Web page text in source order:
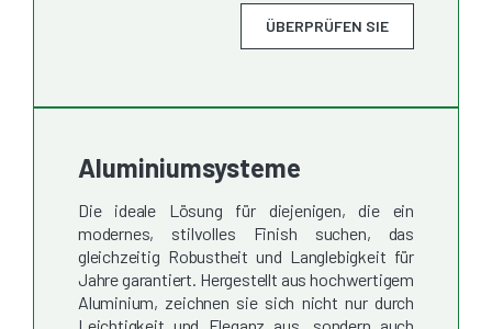
ÜBERPRÜFEN SIE
Aluminiumsysteme
Die ideale Lösung für diejenigen, die ein
modernes, stilvolles Finish suchen, das
gleichzeitig Robustheit und Langlebigkeit für
Jahre garantiert. Hergestellt aus hochwertigem
Aluminium, zeichnen sie sich nicht nur durch
Leichtigkeit und Eleganz aus, sondern auch